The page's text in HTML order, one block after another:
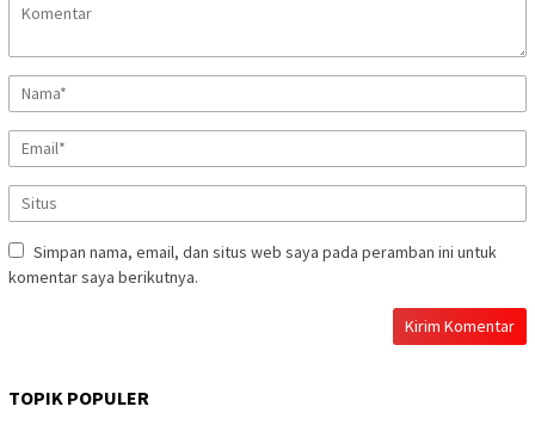
Simpan nama, email, dan situs web saya pada peramban ini untuk
komentar saya berikutnya.
TOPIK POPULER